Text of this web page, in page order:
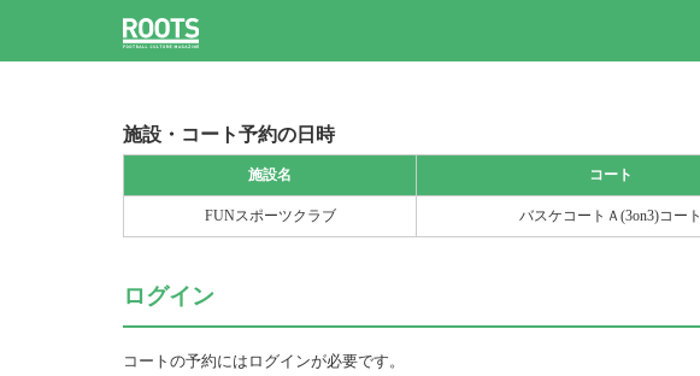
施設・コート予約の日時
施設名 コート
FUNスポーツクラブ バスケコートＡ(3on3)コート
ログイン
コートの予約にはログインが必要です。